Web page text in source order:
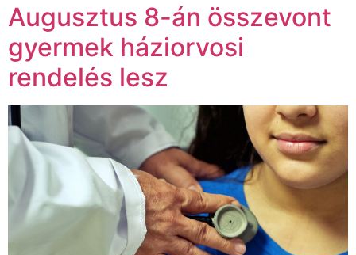
Augusztus 8-án összevont
gyermek háziorvosi
rendelés lesz